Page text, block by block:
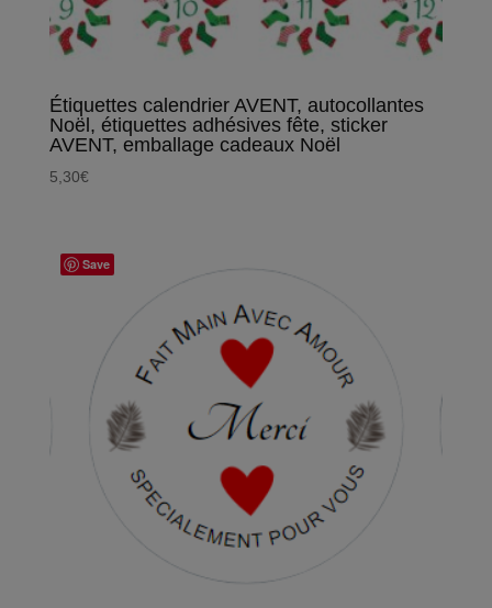
Étiquettes calendrier AVENT, autocollantes
Noël, étiquettes adhésives fête, sticker
AVENT, emballage cadeaux Noël
5,30€
Save